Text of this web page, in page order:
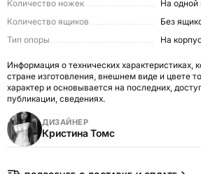
Количество ножек
На
Количество ящиков
Без
Тип опоры
На
Информация о технических характеристиках,
стране изготовления, внешнем виде и цвете
характер и основывается на последних,
публикации, сведениях.
ДИЗАЙНЕР
Кристина Томс